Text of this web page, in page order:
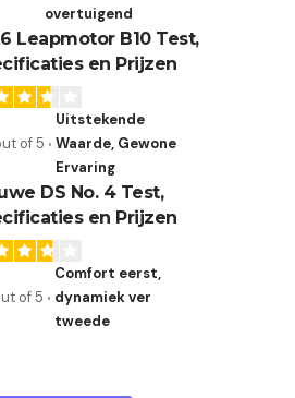
overtuigend
Leapmotor B10 Test,
en Prijzen
of 5
Uitstekende
Waarde, Gewone
Ervaring
DS No. 4 Test,
en Prijzen
of 5
Comfort eerst,
dynamiek ver
tweede